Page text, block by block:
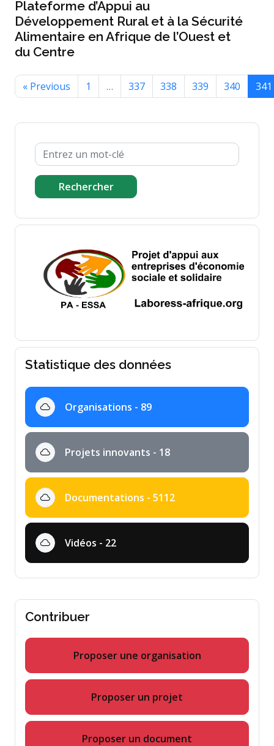
Plateforme d’Appui au
Développement Rural et à la Sécurité
Alimentaire en Afrique de l’Ouest et
du Centre
« Previous 1 … 337 338 339 340 341
Rechercher
Statistique des données
Organisations - 89
Projets innovants - 18
Documentations - 5112
Vidéos - 22
Contribuer
Proposer une organisation
Proposer un projet
Proposer un document